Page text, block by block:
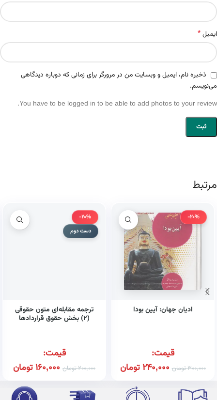
ایمیل*
ذخیره نام، ایمیل و وبسایت من در مرورگر برای زمانی که دوباره دیدگاهی
می‌نویسم.
You have to be logged in to be able to add photos to your review.
مرتبط
-20%
ادیان جهان: آیین بودا
قیمت:
300,000تومان 240,000تومان
-20%
دست دوم
ترجمه مقابله‌ای متون حقوقی
(۲) بخش حقوق قراردادها
قیمت:
200,000تومان 160,000تومان